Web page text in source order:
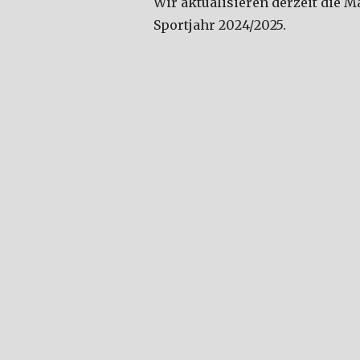
Sportjahr 2024/2025.